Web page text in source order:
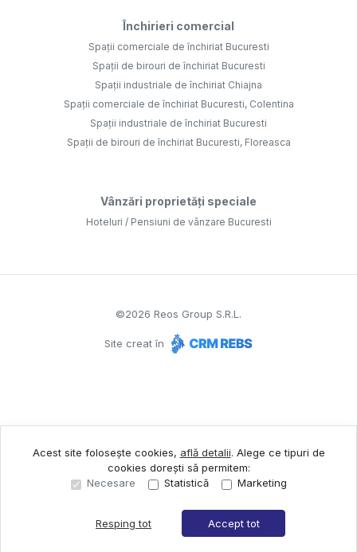
Închirieri comercial
Spații comerciale de închiriat Bucuresti
Spații de birouri de închiriat Bucuresti
Spații industriale de închiriat Chiajna
Spații comerciale de închiriat Bucuresti, Colentina
Spații industriale de închiriat Bucuresti
Spații de birouri de închiriat Bucuresti, Floreasca
Vânzări proprietăți speciale
Hoteluri / Pensiuni de vânzare Bucuresti
©2026 Reos Group S.R.L.
Site creat în
Acest site folosește cookies, află detalii. Alege ce tipuri de
cookies dorești să permitem:
Necesare
Statistică Marketing
Resping tot Accept tot